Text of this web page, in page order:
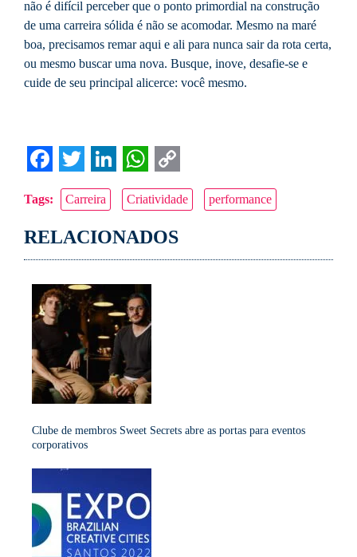
não é difícil perceber que o ponto primordial na construção
de uma carreira sólida é não se acomodar. Mesmo na maré
boa, precisamos remar aqui e ali para nunca sair da rota certa,
ou mesmo buscar uma nova. Busque, inove, desafie-se e
cuide de seu principal alicerce: você mesmo.
Facebook
Twitter
LinkedIn
WhatsApp
Copy
Link
Tags: Carreira Criatividade performance
RELACIONADOS
Clube de membros Sweet Secrets abre as portas para eventos
corporativos